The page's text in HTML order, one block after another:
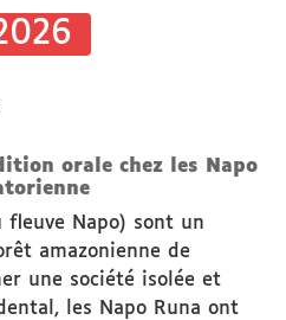
orale chez les Napo
fleuve Napo) sont un
amazonienne de
une société isolée et
les Napo Runa ont